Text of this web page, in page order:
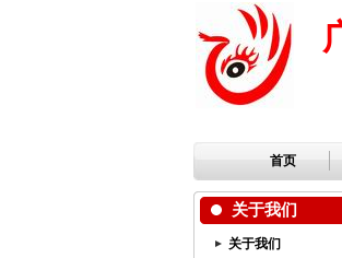
首页
关于我们
关于我们